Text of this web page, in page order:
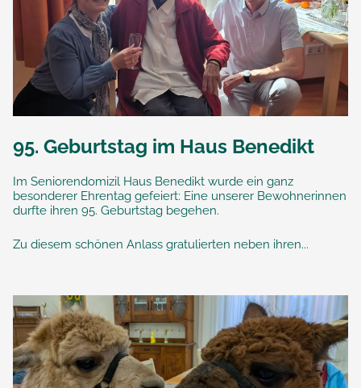
95. Geburtstag im Haus Benedikt
Im Seniorendomizil Haus Benedikt wurde ein ganz
besonderer Ehrentag gefeiert: Eine unserer Bewohnerinnen
durfte ihren 95. Geburtstag begehen.
Zu diesem schönen Anlass gratulierten neben ihren...